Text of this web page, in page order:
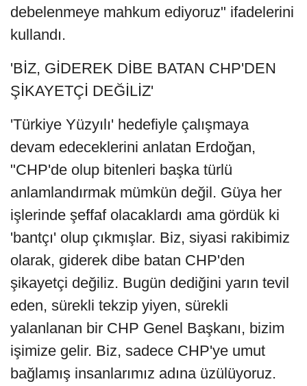
debelenmeye mahkum ediyoruz" ifadelerini
kullandı.
'BİZ, GİDEREK DİBE BATAN CHP'DEN
ŞİKAYETÇİ DEĞİLİZ'
'Türkiye Yüzyılı' hedefiyle çalışmaya
devam edeceklerini anlatan Erdoğan,
"CHP'de olup bitenleri başka türlü
anlamlandırmak mümkün değil. Güya her
işlerinde şeffaf olacaklardı ama gördük ki
'bantçı' olup çıkmışlar. Biz, siyasi rakibimiz
olarak, giderek dibe batan CHP'den
şikayetçi değiliz. Bugün dediğini yarın tevil
eden, sürekli tekzip yiyen, sürekli
yalanlanan bir CHP Genel Başkanı, bizim
işimize gelir. Biz, sadece CHP'ye umut
bağlamış insanlarımız adına üzülüyoruz.